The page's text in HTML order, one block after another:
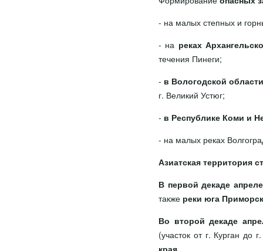
- на малых степных и
- на реках
течения Пинеги;
- в Вологодской области
г. Великий Устюг;
- в Республике Коми и
- на малых реках
Азиатская территория
В первой декаде апреле
также реки юга
Во второй декаде
(участок от г. Курган до
края.